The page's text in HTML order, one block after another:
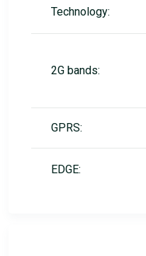
Technology:
2G bands:
GPRS:
EDGE: